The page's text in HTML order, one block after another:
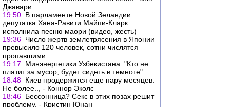
Джавари
19:50 В парламенте Новой Зеландии
депутатка Хана-Равити Майпи-Кларк
исполнила песню маори (видео, жесть)
19:36 Число жертв землетрясения в Японии
превысило 120 человек, сотни числятся
пропавшими
19:17
Минэнергетики Узбекистана: "Кто не
платит за мусор, будет сидеть в темноте"
18:48 Киев продержится еще пару месяцев.
Не более.., - Коннор Эколс
18:46 Бессонница? Секс в этих позах решит
проблему, - Кристин Юнан